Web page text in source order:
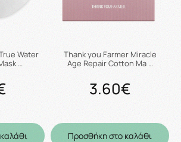
Water
…
Thank you Farmer Miracle
Age Repair Cotton Ma …
3.60€
Προσθήκη στο καλάθι